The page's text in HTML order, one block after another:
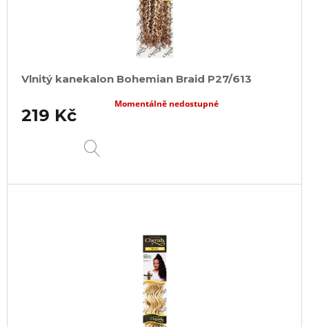
Vlnitý kanekalon Bohemian Braid P27/613
219 Kč
Momentálně nedostupné